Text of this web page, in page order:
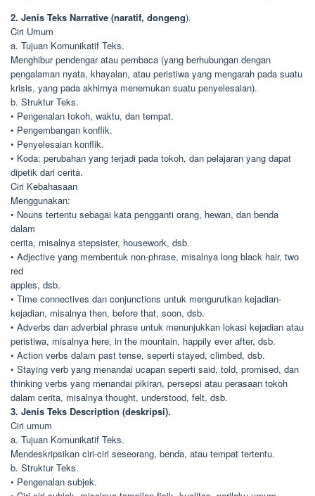
2. Jenis Teks Narrative (naratif, dongeng).
Ciri Umum
a. Tujuan Komunikatif Teks.
Menghibur pendengar atau pembaca (yang berhubungan dengan
pengalaman nyata, khayalan, atau peristiwa yang mengarah pada suatu
krisis, yang pada akhirnya menemukan suatu penyelesaian).
b. Struktur Teks.
• Pengenalan tokoh, waktu, dan tempat.
• Pengembangan konflik.
• Penyelesaian konflik.
• Koda: perubahan yang terjadi pada tokoh, dan pelajaran yang dapat
dipetik dari cerita.
Ciri Kebahasaan
Menggunakan:
• Nouns tertentu sebagai kata pengganti orang, hewan, dan benda
dalam
cerita, misalnya stepsister, housework, dsb.
• Adjective yang membentuk non-phrase, misalnya long black hair, two
red
apples, dsb.
• Time connectives dan conjunctions untuk mengurutkan kejadian-
kejadian, misalnya then, before that, soon, dsb.
• Adverbs dan adverbial phrase untuk menunjukkan lokasi kejadian atau
peristiwa, misalnya here, in the mountain, happily ever after, dsb.
• Action verbs dalam past tense, seperti stayed, climbed, dsb.
• Staying verb yang menandai ucapan seperti said, told, promised, dan
thinking verbs yang menandai pikiran, persepsi atau perasaan tokoh
dalam cerita, misalnya thought, understood, felt, dsb.
3. Jenis Teks Description (deskripsi).
Ciri umum
a. Tujuan Komunikatif Teks.
Mendeskripsikan ciri-ciri seseorang, benda, atau tempat tertentu.
b. Struktur Teks.
• Pengenalan subjek.